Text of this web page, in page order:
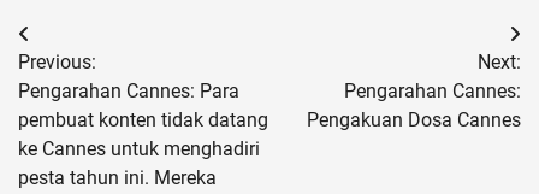
Post
navigation
Previous:
Pengarahan Cannes: Para
pembuat konten tidak datang
ke Cannes untuk menghadiri
pesta tahun ini. Mereka
Next:
Pengarahan Cannes:
Pengakuan Dosa Cannes